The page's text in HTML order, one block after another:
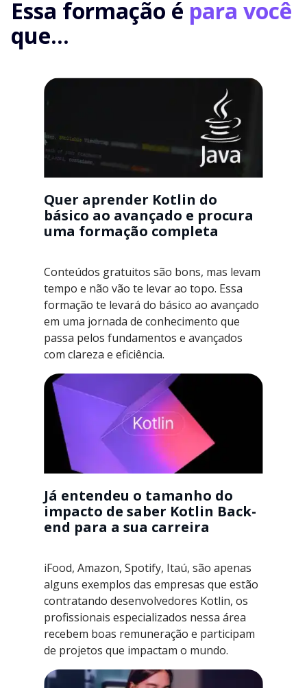
Essa formação é para você
que...
Quer aprender Kotlin do
básico ao avançado e procura
uma formação completa
Conteúdos gratuitos são bons, mas levam
tempo e não vão te levar ao topo. Essa
formação te levará do básico ao avançado
em uma jornada de conhecimento que
passa pelos fundamentos e avançados
com clareza e eficiência.
Já entendeu o tamanho do
impacto de saber Kotlin Back-
end para a sua carreira
iFood, Amazon, Spotify, Itaú, são apenas
alguns exemplos das empresas que estão
contratando desenvolvedores Kotlin, os
profissionais especializados nessa área
recebem boas remuneração e participam
de projetos que impactam o mundo.